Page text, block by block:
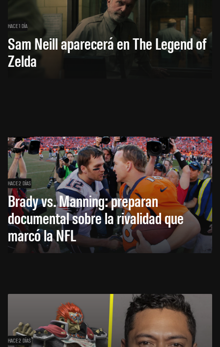
HACE 1 DÍA
Sam Neill aparecerá en The Legend of
Zelda
HACE 2 DÍAS
Brady vs. Manning: preparan
documental sobre la rivalidad que
marcó la NFL
HACE 2 DÍAS